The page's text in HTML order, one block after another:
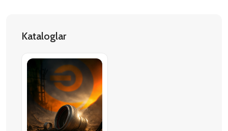
Kataloglar